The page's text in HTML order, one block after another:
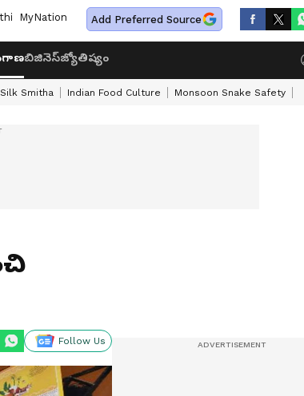
MyNation Add Preferred Source
బిజినెస్జ్యోతిష్యం
Silk Smitha Indian Food Culture Monsoon Snake Safety
Follow Us